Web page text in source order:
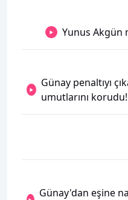
Yunus Akgün
Günay penaltıyı
umutlarını korudu!
Günay'dan eşine